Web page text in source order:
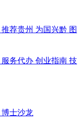
推荐贵州 为国兴黔 图
服务代办 创业指南 技
博士沙龙